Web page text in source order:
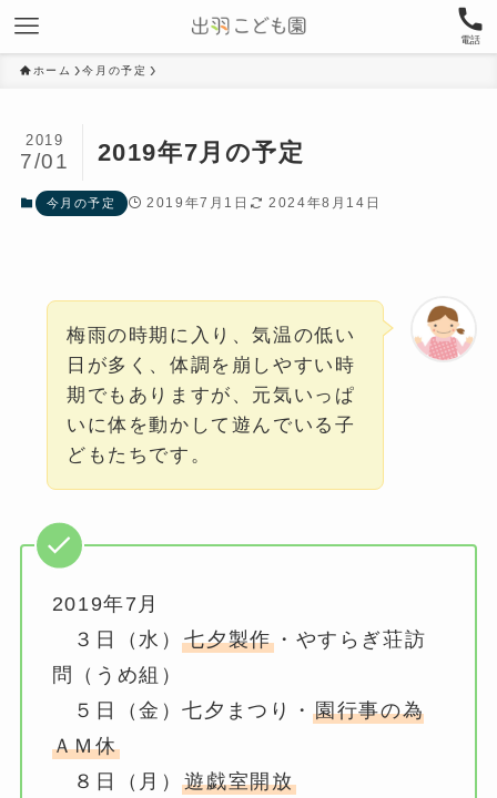
電話
ホーム 今月の予定
2019年7月の予定
2019
7/01
今月の予定 2019年7月1日 2024年8月14日
梅雨の時期に入り、気温の低い
日が多く、体調を崩しやすい時
期でもありますが、元気いっぱ
いに体を動かして遊んでいる子
どもたちです。
2019年7月
３日（水）七夕製作・やすらぎ荘訪
問（うめ組）
５日（金）七夕まつり・園行事の為
ＡＭ休
８日（月）遊戯室開放